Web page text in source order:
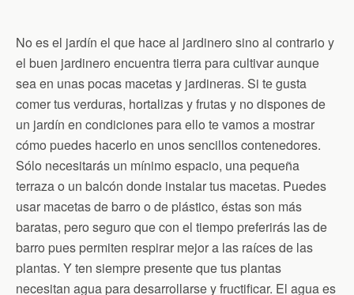
No es el jardín el que hace al jardinero sino al contrario y
el buen jardinero encuentra tierra para cultivar aunque
sea en unas pocas macetas y jardineras. Si te gusta
comer tus verduras, hortalizas y frutas y no dispones de
un jardín en condiciones para ello te vamos a mostrar
cómo puedes hacerlo en unos sencillos contenedores.
Sólo necesitarás un mínimo espacio, una pequeña
terraza o un balcón donde instalar tus macetas. Puedes
usar macetas de barro o de plástico, éstas son más
baratas, pero seguro que con el tiempo preferirás las de
barro pues permiten respirar mejor a las raíces de las
plantas. Y ten siempre presente que tus plantas
necesitan agua para desarrollarse y fructificar. El agua es